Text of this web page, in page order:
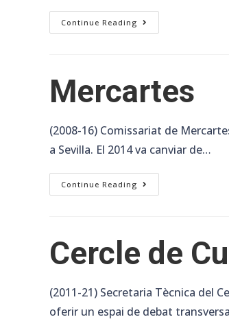
Continue Reading Programa
CaixaEscena
Mercartes
(2008-16) Comissariat de
a Sevilla. El 2014 va canviar de…
Continue Reading Mercartes
Cercle de
(2011-21) Secretaria Tècnica del
oferir un espai de debat